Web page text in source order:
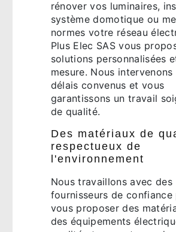
rénover vos luminaires,
système domotique ou
normes votre réseau
Plus Elec SAS vous
solutions personnalisées
mesure. Nous intervenons
délais convenus et vous
garantissons un travail
de qualité.
Des matériaux de
respectueux de
l'environnement
Nous travaillons avec des
fournisseurs de confiance
vous proposer des
des équipements